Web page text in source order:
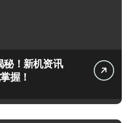
！新机资讯
握！